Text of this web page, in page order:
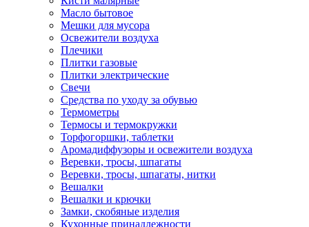
Масло бытовое
Мешки для мусора
Освежители воздуха
Плечики
Плитки газовые
Плитки электрические
Свечи
Средства по уходу за обувью
Термометры
Термосы и термокружки
Торфогоршки, таблетки
Аромадиффузоры и освежители воздуха
Веревки, тросы, шпагаты
Веревки, тросы, шпагаты, нитки
Вешалки
Вешалки и крючки
Замки, скобяные изделия
Кухонные принадлежности